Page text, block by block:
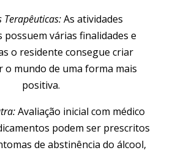
Terapêuticas: As atividades
possuem várias finalidades e
o residente consegue criar
o mundo de uma forma mais
positiva.
Avaliação inicial com médico
podem ser prescritos
de abstinência do álcool,